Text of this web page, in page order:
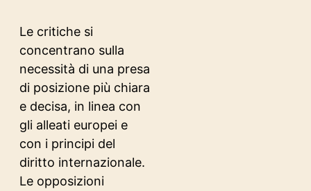
Le critiche si
concentrano sulla
necessità di una presa
di posizione più chiara
e decisa, in linea con
gli alleati europei e
con i principi del
diritto internazionale.
Le opposizioni